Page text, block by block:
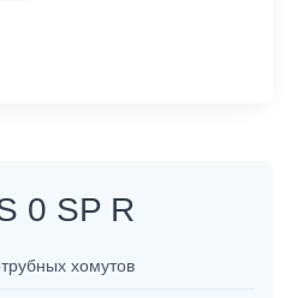
0 SP R
хомутов